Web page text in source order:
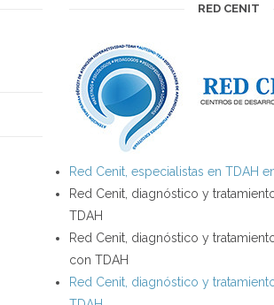
RED CENIT
Red Cenit, especialistas en TDAH
Red Cenit, diagnóstico y
TDAH
Red Cenit, diagnóstico y
con TDAH
Red Cenit, diagnóstico y